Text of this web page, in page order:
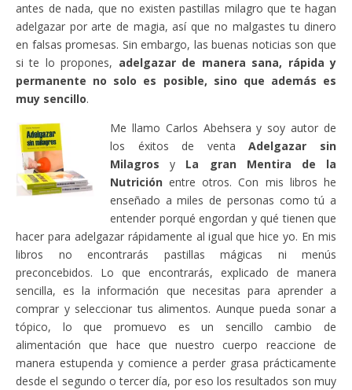
antes de nada, que no existen pastillas milagro que te hagan
adelgazar por arte de magia, así que no malgastes tu dinero
en falsas promesas. Sin embargo, las buenas noticias son que
si te lo propones, adelgazar de manera sana, rápida y
permanente no solo es posible, sino que además es
muy sencillo.
Me llamo Carlos Abehsera y soy autor de
los éxitos de ventaAdelgazar sin
Milagros y La gran Mentira de la
Nutrición entre otros. Con mis libros he
enseñado a miles de personas como tú a
entender porqué engordan y qué tienen que
hacer para adelgazar rápidamente al igual que hice yo. En mis
libros no encontrarás pastillas mágicas ni menús
preconcebidos. Lo que encontrarás, explicado de manera
sencilla, es la información que necesitas para aprender a
comprar y seleccionar tus alimentos. Aunque pueda sonar a
tópico, lo que promuevo es un sencillo cambio de
alimentación que hace que nuestro cuerpo reaccione de
manera estupenda y comience a perder grasa prácticamente
desde el segundo o tercer día, por eso los resultados son muy